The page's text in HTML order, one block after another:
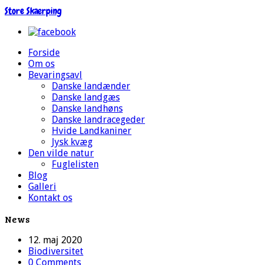
Store Skærping
Forside
Om os
Bevaringsavl
Danske landænder
Danske landgæs
Danske landhøns
Danske landracegeder
Hvide Landkaniner
Jysk kvæg
Den vilde natur
Fuglelisten
Blog
Galleri
Kontakt os
News
12. maj 2020
Biodiversitet
0 Comments